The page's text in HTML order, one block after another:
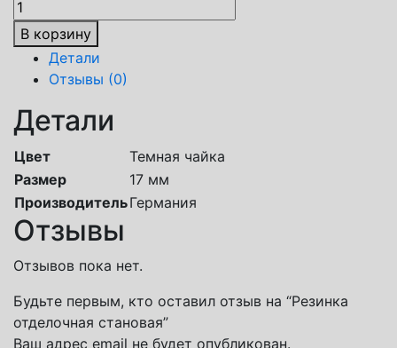
В корзину
Детали
Отзывы (0)
Детали
Цвет
Темная чайка
Размер
17 мм
ПроизводительГермания
Отзывы
Отзывов пока нет.
Будьте первым, кто оставил отзыв на “Резинка
отделочная становая”
Ваш адрес email не будет опубликован.